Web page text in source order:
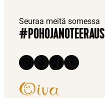
Seuraa meitä somessa
#POHOJANOTEERAUS
Instagram
Facebook
TikTokYouTube